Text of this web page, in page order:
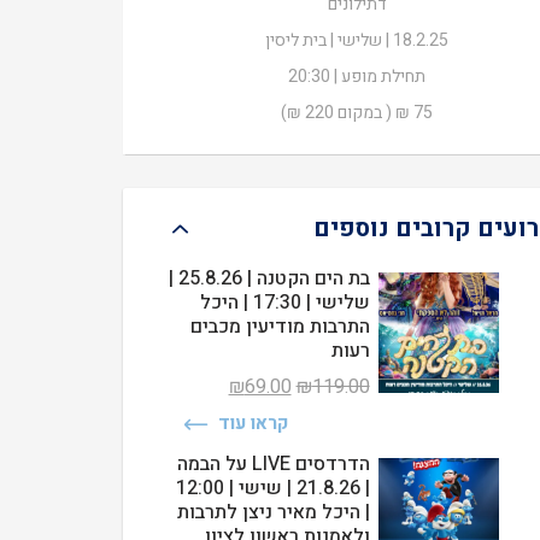
₪220.00.
₪75.00.
18.2.25 | שלישי | בית ליסין
תחילת מופע | 20:30
75 ₪ ( במקום 220 ₪)
קרובים נוספים
בת הים הקטנה | 25.8.26 |
שלישי | 17:30 | היכל
התרבות מודיעין מכבים
רעות
₪119.00
המחיר
היה:
₪119.00.
₪69.00
הוא:
₪69.00.
קראו עוד
הדרדסים LIVE על הבמה
| 21.8.26 | שישי | 12:00
| היכל מאיר ניצן לתרבות